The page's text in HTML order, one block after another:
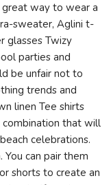
great way to wear a
sweater, Aglini t-
glasses Twizy
parties and
be unfair not to
trends and
linen Tee shirts
that will
celebrations.
You can pair them
shorts to create an